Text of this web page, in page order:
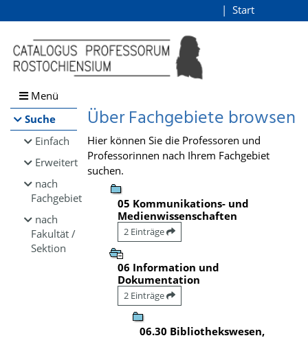
Browsen
direkt zum Inhalt
Start
Menü
Suche
Einfach
Erweitert
nach
Fachgebiet
nach
Fakultät /
Sektion
Über Fachgebiete browsen
Hier können Sie die Professoren und
Professorinnen nach Ihrem Fachgebiet
suchen.
05 Kommunikations- und
Medienwissenschaften
2 Einträge
06 Information und
Dokumentation
2 Einträge
06.30 Bibliothekswesen,